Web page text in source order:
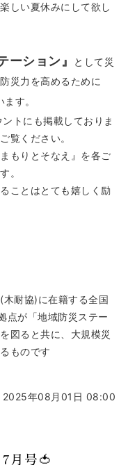
しい夏休みにして欲し
ーション』
として災
災力を高めるために
す。
トにも掲載しておりま
覧ください。
もりとそなえ』を各ご
。
ことはとても嬉しく励
耐協)に在籍する全国
点が「地域防災ステー
図ると共に、大規模災
ものです
2025年08月01日 08:00
月号🍅